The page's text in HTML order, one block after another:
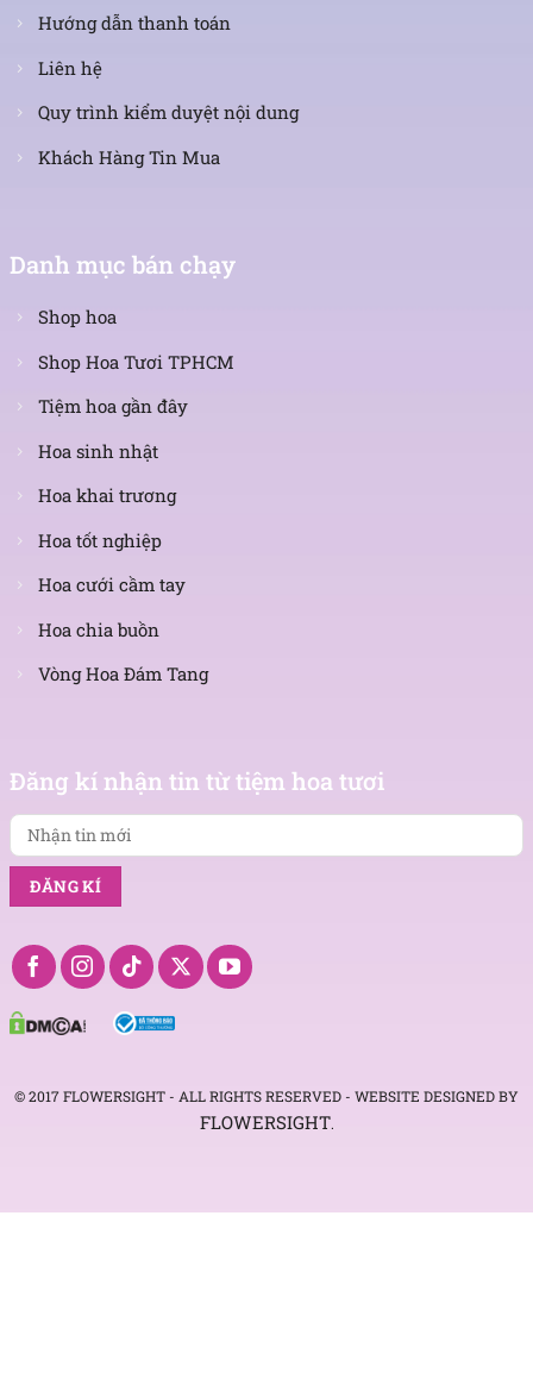
Hướng dẫn thanh toán
Liên hệ
Quy trình kiểm duyệt nội dung
Khách Hàng Tin Mua
Danh mục bán chạy
Shop hoa
Shop Hoa Tươi TPHCM
Tiệm hoa gần đây
Hoa sinh nhật
Hoa khai trương
Hoa tốt nghiệp
Hoa cưới cầm tay
Hoa chia buồn
Vòng Hoa Đám Tang
Đăng kí nhận tin từ tiệm hoa tươi
tin
mới
© 2017 FLOWERSIGHT - ALL RIGHTS RESERVED - WEBSITE DESIGNED BY
FLOWERSIGHT.